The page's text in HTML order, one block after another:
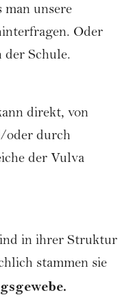
man unsere
Oder
Schule.
direkt, von
oder durch
der Vulva
in ihrer Struktur
stammen sie